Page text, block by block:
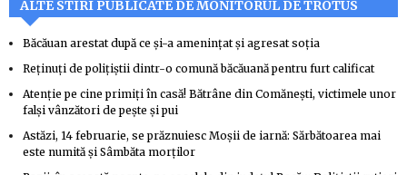
ALTE STIRI PUBLICATE DE MONITORUL DE TROTUS
Băcăuan arestat după ce și-a amenințat și agresat soția
Reținuți de polițiștii dintr-o comună băcăuană pentru furt calificat
Atenție pe cine primiți în casă! Bătrâne din Comănești, victimele unor
falși vânzători de pește și pui
Astăzi, 14 februarie, se prăznuiesc Moșii de iarnă: Sărbătoarea mai
este numită și Sâmbăta morților